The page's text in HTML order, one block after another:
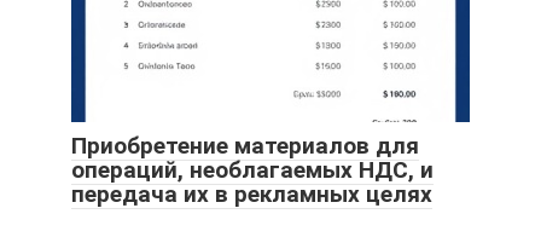
Приобретение материалов для
операций, необлагаемых НДС, и
передача их в рекламных целях